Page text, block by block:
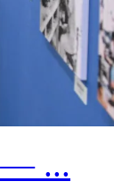
— ...